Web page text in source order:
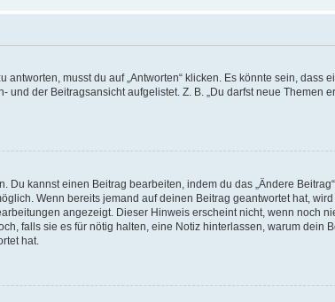
musst du auf „Antworten“ klicken. Es könnte sein, dass
der Beitragsansicht aufgelistet. Z. B. „Du darfst neue Themen
kannst einen Beitrag bearbeiten, indem du das „Ändere
Wenn bereits jemand auf deinen Beitrag geantwortet hat,
angezeigt. Dieser Hinweis erscheint nicht, wenn noch
falls sie es für nötig halten, eine Notiz hinterlassen, warum dein
hat.